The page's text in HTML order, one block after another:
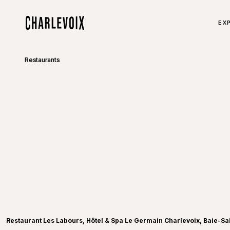
Restaurants
Restaurant Les Labours, Hôtel & Spa Le Germain Charlevoix, Baie-